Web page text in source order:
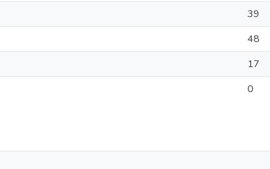
39
48
17
0